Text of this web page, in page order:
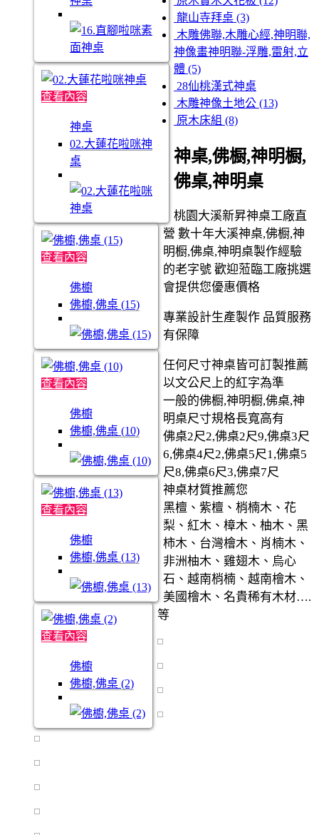
查看內容
神桌
02.大蓮花啦咪神
桌
查看內容
佛櫥
佛櫥,佛桌 (15)
查看內容
佛櫥
佛櫥,佛桌 (10)
查看內容
佛櫥
佛櫥,佛桌 (13)
查看內容
佛櫥
佛櫥,佛桌 (2)
龍山寺拜桌 (3)
木雕佛聯,木雕心經,神明聯,
神像畫神明聯-浮雕,雷射,立
體 (5)
28仙桃漢式神桌
木雕神像土地公 (13)
原木床組 (8)
神桌,佛橱,神明橱,
佛桌,神明桌
桃園大溪新昇神桌工廠直
營 數十年大溪神桌,佛橱,神
明橱,佛桌,神明桌製作經驗
的老字號 歡迎蒞臨工廠挑選
會提供您優惠價格
專業設計生產製作 品質服務
有保障
任何尺寸神桌皆可訂製推薦
以文公尺上的紅字為準
一般的佛橱,神明橱,佛桌,神
明桌尺寸規格長寬高有
佛桌2尺2,佛桌2尺9,佛桌3尺
6,佛桌4尺2,佛桌5尺1,佛桌5
尺8,佛桌6尺3,佛桌7尺
神桌材質推薦您
黑檀、紫檀、梢楠木、花
梨、紅木、樟木、柚木、黑
柿木、台灣檜木、肖楠木、
非洲柚木、雞翅木、烏心
石、越南梢楠、越南檜木、
美國檜木、名貴稀有木材….
等